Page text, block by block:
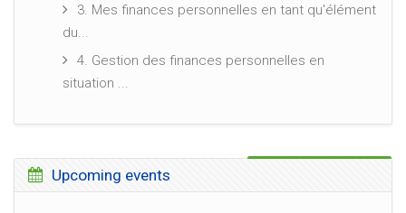
3. Mes finances personnelles en tant qu'élément
du...
4. Gestion des finances personnelles en
situation ...
Skip Upcoming events
Upcoming events